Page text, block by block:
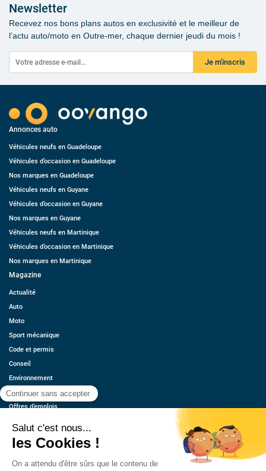
Newsletter
Recevez nos bons plans autos en exclusivité et le meilleur de
l’actu auto/moto en Outre-mer, chaque dernier jeudi du mois !
Je m'inscris
Annonces auto
Véhicules neufs en Guadeloupe
Véhicules d’occasion en Guadeloupe
Nos marques en Guadeloupe
Véhicules neufs en Guyane
Véhicules d’occasion en Guyane
Nos marques en Guyane
Véhicules neufs en Martinique
Véhicules d’occasion en Martinique
Nos marques en Martinique
Magazine
Actualité
Auto
Moto
Sport mécanique
Code et permis
Conseil
Environnement
Économie
Offres d’emplois
Contact
Estimez votre voiture